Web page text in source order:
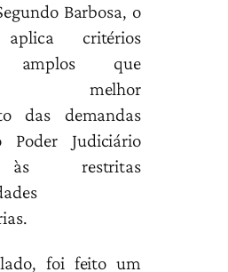
Barbosa, o
aplica critérios
amplos que
melhor
das demandas
Poder Judiciário
restritas
foi feito um